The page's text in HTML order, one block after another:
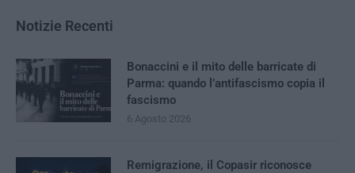
Notizie Recenti
Bonaccini e il mito delle barricate di
Parma: quando l’antifascismo copia il
fascismo
6 Agosto 2026
Remigrazione, il Copasir riconosce